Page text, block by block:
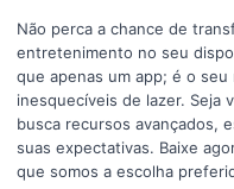
Não perca a chance de
entretenimento no seu
que apenas um app; é o
inesquecíveis de lazer. Seja
busca recursos avançados,
suas expectativas. Baixe
que somos a escolha